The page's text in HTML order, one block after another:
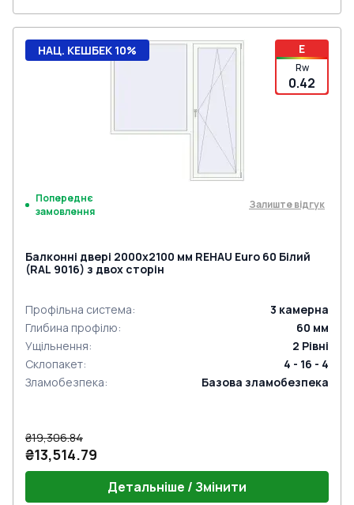
E
Rw
0.42
НАЦ. КЕШБЕК 10%
Попереднє
замовлення
Залиште відгук
Балконні двері 2000x2100 мм REHAU Euro 60 Білий
(RAL 9016) з двох сторін
Профільна система: 3 камерна
Глибина профілю: 60 мм
Ущільнення: 2 Рівні
Склопакет:
4 - 16 - 4
Зламобезпека: Базова зламобезпека
₴19,306.84
₴13,514.79
Детальніше / Змінити